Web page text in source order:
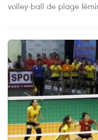
volley-ball de plage